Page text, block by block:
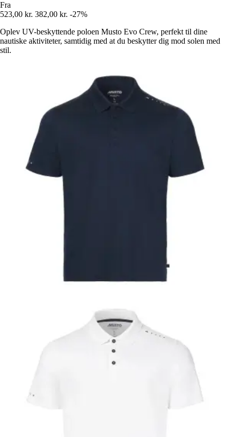
Fra
523,00 kr. 382,00 kr. -27%
Oplev UV-beskyttende poloen Musto Evo Crew, perfekt til dine
nautiske aktiviteter, samtidig med at du beskytter dig mod solen med
stil.